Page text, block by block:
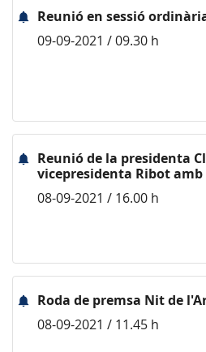
Reunió en sessió
09-09-2021 / 09.30 h
Reunió de la presidenta
vicepresidenta Ribot amb
08-09-2021 / 16.00 h
Roda de premsa Nit de
08-09-2021 / 11.45 h